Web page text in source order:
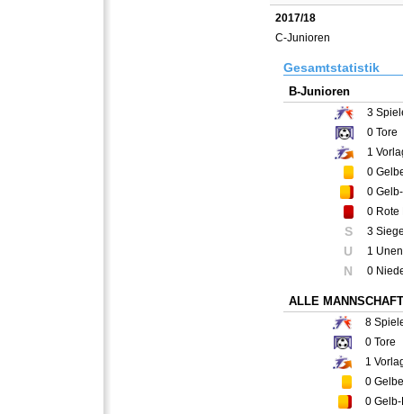
2017/18
C-Junioren
Gesamtstatistik
B-Junioren
3
0 Tore
1
0
0
0 Rote
S 3
U 1
N 0
ALLE
8
0 Tore
1
0
0